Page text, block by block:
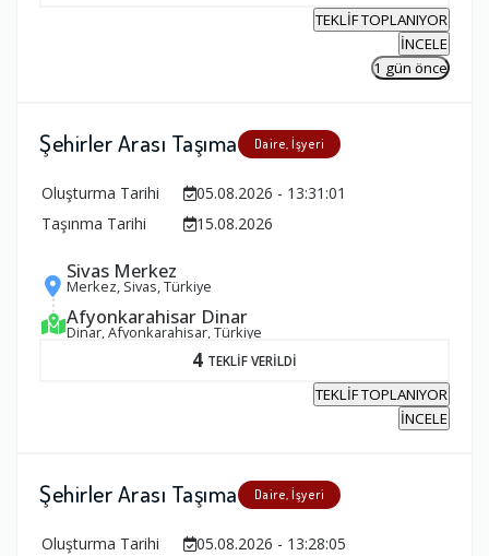
TEKLİF TOPLANIYOR
İNCELE
1 gün önce
Şehirler Arası Taşıma Daire, İşyeri
Oluşturma Tarihi
05.08.2026 - 13:31:01
Taşınma Tarihi
15.08.2026
Sivas Merkez
Merkez, Sivas, Türkiye
Afyonkarahisar Dinar
Dinar, Afyonkarahisar, Türkiye
4 TEKLİF VERİLDİ
TEKLİF TOPLANIYOR
İNCELE
Şehirler Arası Taşıma Daire, İşyeri
Oluşturma Tarihi
05.08.2026 - 13:28:05